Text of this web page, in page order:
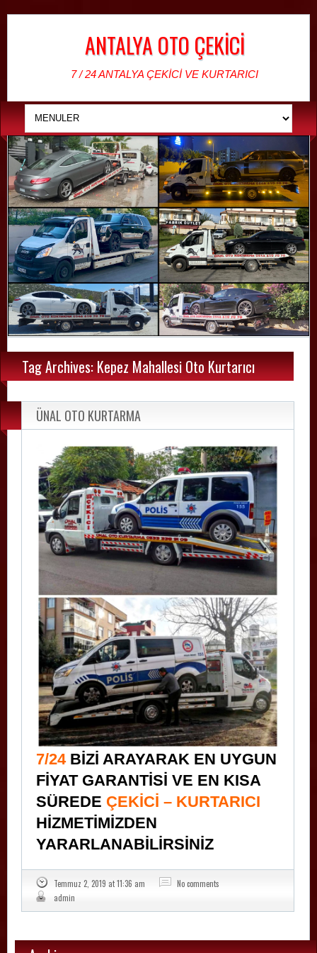
ANTALYA OTO ÇEKİCİ
7 / 24 ANTALYA ÇEKİCİ VE KURTARICI
Tag Archives: Kepez Mahallesi Oto Kurtarıcı
ÜNAL OTO KURTARMA
7/24BİZİ ARAYARAK EN UYGUN
FİYAT GARANTİSİ VE EN KISA
SÜREDE ÇEKİCİ – KURTARICI
HİZMETİMİZDEN
YARARLANABİLİRSİNİZ
Temmuz 2, 2019 at 11:36 am
No comments
admin